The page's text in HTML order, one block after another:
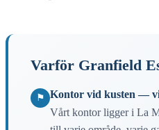
Varför Granfield
⚑ Kontor vid kusten —
Vårt kontor ligger i La